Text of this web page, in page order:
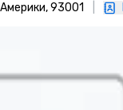
93001